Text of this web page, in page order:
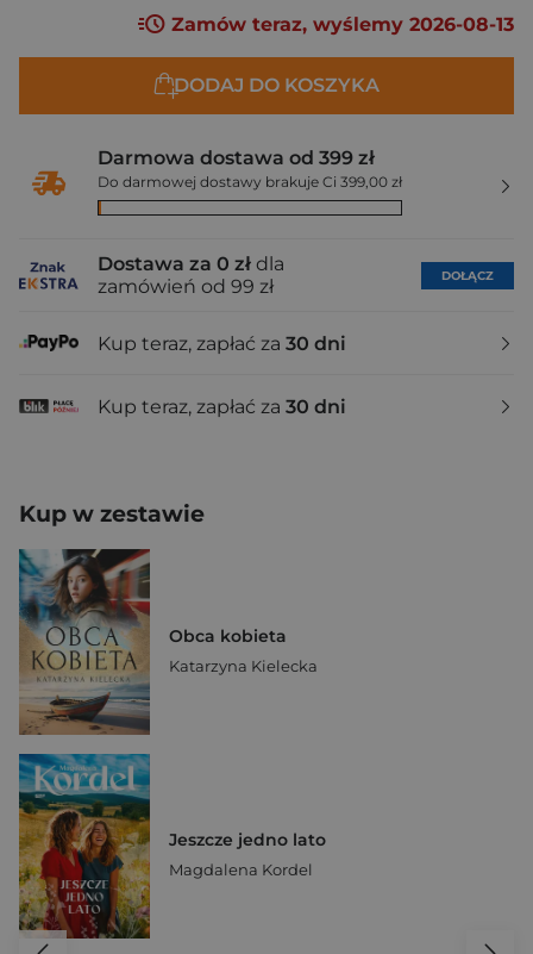
Zamów teraz, wyślemy 2026-08-13
DODAJ DO KOSZYKA
Darmowa dostawa od 399 zł
Do darmowej dostawy brakuje Ci 399,00 zł
Dostawa za 0 zł dla
zamówień od 99 zł
DOŁĄCZ
Kup teraz, zapłać za 30 dni
Kup teraz, zapłać za 30 dni
Kup w zestawie
Obca kobieta
Katarzyna Kielecka
Jeszcze jedno lato
Magdalena Kordel